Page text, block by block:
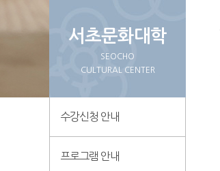
서초문화대학
SEOCHO
CULTURAL CENTER
수강신청 안내
프로그램 안내